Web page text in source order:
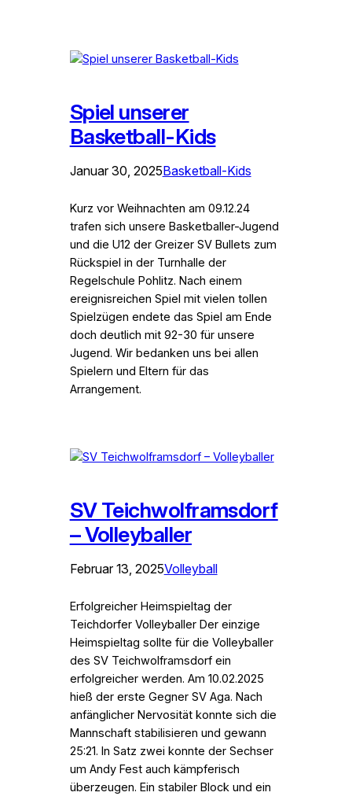
Spiel unserer
Basketball-Kids
Januar 30, 2025Basketball-Kids
Kurz vor Weihnachten am 09.12.24
trafen sich unsere Basketballer-Jugend
und die U12 der Greizer SV Bullets zum
Rückspiel in der Turnhalle der
Regelschule Pohlitz. Nach einem
ereignisreichen Spiel mit vielen tollen
Spielzügen endete das Spiel am Ende
doch deutlich mit 92-30 für unsere
Jugend. Wir bedanken uns bei allen
Spielern und Eltern für das
Arrangement.
SV Teichwolframsdorf
– Volleyballer
Februar 13, 2025Volleyball
Erfolgreicher Heimspieltag der
Teichdorfer Volleyballer Der einzige
Heimspieltag sollte für die Volleyballer
des SV Teichwolframsdorf ein
erfolgreicher werden. Am 10.02.2025
hieß der erste Gegner SV Aga. Nach
anfänglicher Nervosität konnte sich die
Mannschaft stabilisieren und gewann
25:21. In Satz zwei konnte der Sechser
um Andy Fest auch kämpferisch
überzeugen. Ein stabiler Block und ein